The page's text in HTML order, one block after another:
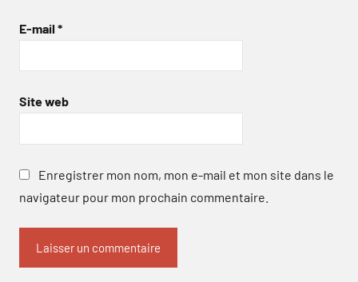
E-mail *
Site web
Enregistrer mon nom, mon e-mail et mon site dans le
navigateur pour mon prochain commentaire.